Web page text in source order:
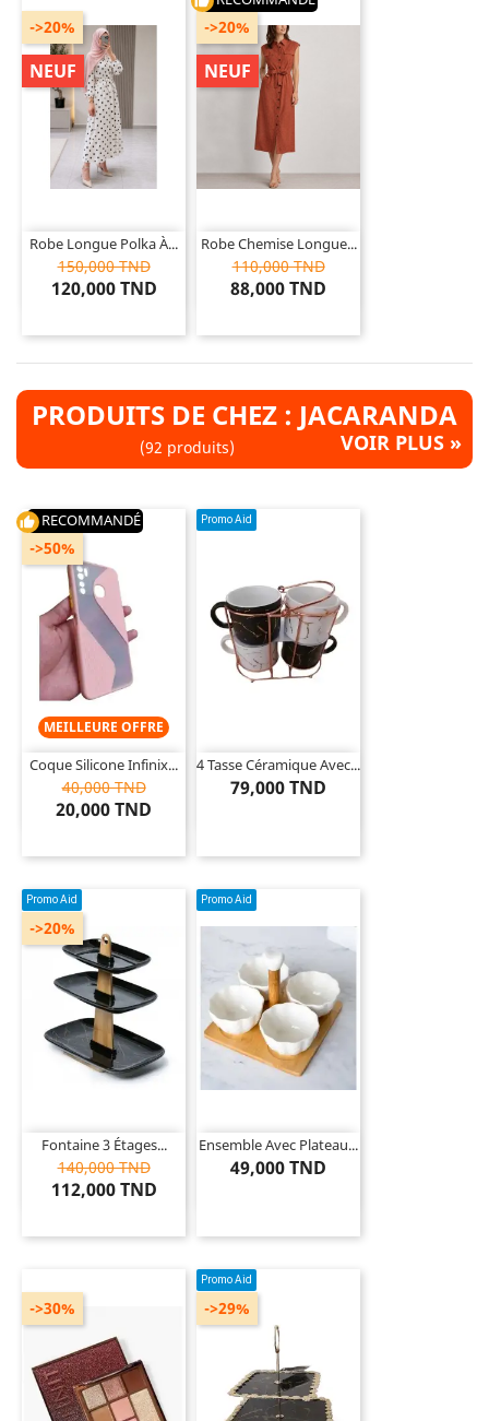
Robe Longue Polka À...
150,000 TND
120,000 TND
->20%
NEUF
Robe Chemise Longue...
110,000 TND
88,000 TND
->20%
NEUF
PRODUITS DE CHEZ : JACARANDA
(92 produits) VOIR PLUS »
thumb_up RECOMMANDÉ
MEILLEURE OFFRE
Coque Silicone Infinix...
40,000 TND
20,000 TND
->50%
Promo Aid
4 Tasse Céramique Avec...
79,000 TND
Promo Aid
Fontaine 3 Étages...
140,000 TND
112,000 TND
->20%
Promo Aid
Ensemble Avec Plateau...
49,000 TND
->30%
Promo Aid
->29%